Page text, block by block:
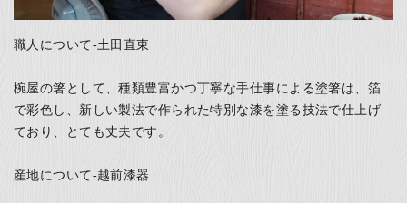
職人について-土田直東
椀屋の箸として、種類豊富かつ丁寧な手仕事による塗箸は、箔
で彩色し、新しい製法で作られた特別な漆を塗る技法で仕上げ
ており、とても丈夫です。
産地について-越前漆器